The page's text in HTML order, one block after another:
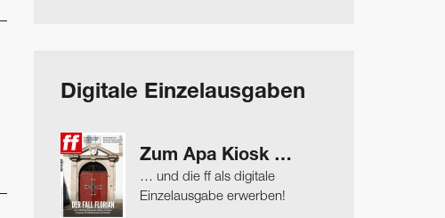
Digitale Einzelausgaben
Zum Apa Kiosk …
… und die ff als digitale
Einzelausgabe erwerben!